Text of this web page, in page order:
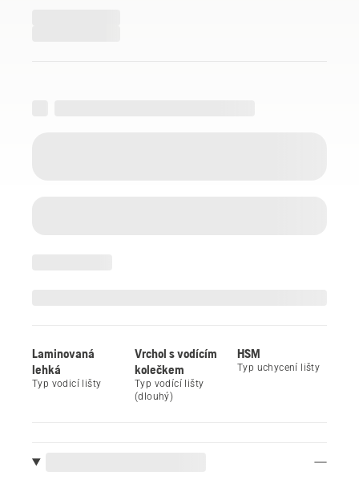
Laminovaná
lehká
Typ vodicí lišty
Vrchol s vodícím
kolečkem
Typ vodící lišty
(dlouhý)
HSM
Typ uchycení lišty